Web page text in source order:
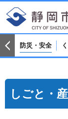
防災・安全
しごと・